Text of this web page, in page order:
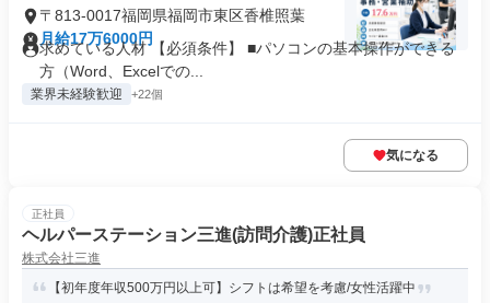
〒813-0017福岡県福岡市東区香椎照葉
月給17万6000円
求めている人材 【必須条件】 ■パソコンの基本操作ができる
方（Word、Excelでの...
業界未経験歓迎 +22個
気になる
正社員
ヘルパーステーション三進(訪問介護)正社員
株式会社三進
【初年度年収500万円以上可】シフトは希望を考慮/女性活躍中